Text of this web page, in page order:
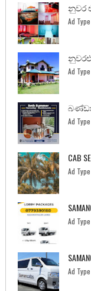
නුවර
Ad
Ad
Ad
CAB
Ad
Ad
Ad